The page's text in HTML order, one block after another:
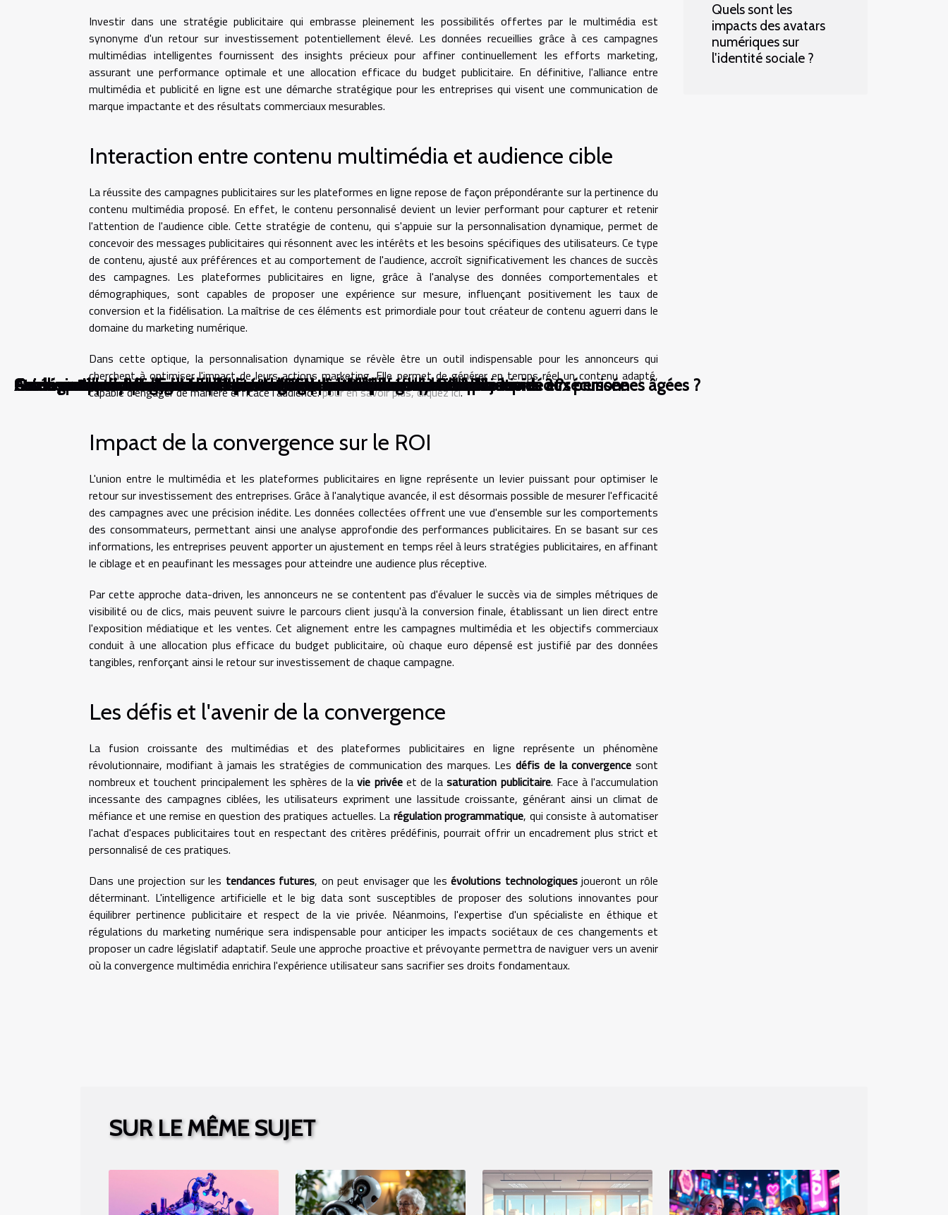
Investir dans une stratégie publicitaire qui embrasse pleinement les possibilités offertes par le multimédia est
synonyme d'un retour sur investissement potentiellement élevé. Les données recueillies grâce à ces campagnes
multimédias intelligentes fournissent des insights précieux pour affiner continuellement les efforts marketing,
assurant une performance optimale et une allocation efficace du budget publicitaire. En définitive, l'alliance entre
multimédia et publicité en ligne est une démarche stratégique pour les entreprises qui visent une communication de
marque impactante et des résultats commerciaux mesurables.
Interaction entre contenu multimédia et audience cible
La réussite des campagnes publicitaires sur les plateformes en ligne repose de façon prépondérante sur la pertinence du
contenu multimédia proposé. En effet, le contenu personnalisé devient un levier performant pour capturer et retenir
l'attention de l'audience cible. Cette stratégie de contenu, qui s'appuie sur la personnalisation dynamique, permet de
concevoir des messages publicitaires qui résonnent avec les intérêts et les besoins spécifiques des utilisateurs. Ce type
de contenu, ajusté aux préférences et au comportement de l'audience, accroît significativement les chances de succès
des campagnes. Les plateformes publicitaires en ligne, grâce à l'analyse des données comportementales et
démographiques, sont capables de proposer une expérience sur mesure, influençant positivement les taux de
conversion et la fidélisation. La maîtrise de ces éléments est primordiale pour tout créateur de contenu aguerri dans le
domaine du marketing numérique.
Dans cette optique, la personnalisation dynamique se révèle être un outil indispensable pour les annonceurs qui
cherchent à optimiser l'impact de leurs actions marketing. Elle permet de générer en temps réel un contenu adapté,
capable d'engager de manière efficace l'audience.pour en savoir plus, cliquez ici.
Impact de la convergence sur le ROI
L'union entre le multimédia et les plateformes publicitaires en ligne représente un levier puissant pour optimiser le
retour sur investissement des entreprises. Grâce à l'analytique avancée, il est désormais possible de mesurer l'efficacité
des campagnes avec une précision inédite. Les données collectées offrent une vue d'ensemble sur les comportements
des consommateurs, permettant ainsi une analyse approfondie des performances publicitaires. En se basant sur ces
informations, les entreprises peuvent apporter un ajustement en temps réel à leurs stratégies publicitaires, en affinant
le ciblage et en peaufinant les messages pour atteindre une audience plus réceptive.
Par cette approche data-driven, les annonceurs ne se contentent pas d'évaluer le succès via de simples métriques de
visibilité ou de clics, mais peuvent suivre le parcours client jusqu'à la conversion finale, établissant un lien direct entre
l'exposition médiatique et les ventes. Cet alignement entre les campagnes multimédia et les objectifs commerciaux
conduit à une allocation plus efficace du budget publicitaire, où chaque euro dépensé est justifié par des données
tangibles, renforçant ainsi le retour sur investissement de chaque campagne.
Les défis et l'avenir de la convergence
La fusion croissante des multimédias et des plateformes publicitaires en ligne représente un phénomène
révolutionnaire, modifiant à jamais les stratégies de communication des marques. Les défis de la convergence sont
nombreux et touchent principalement les sphères de lavie privéeet de lasaturation publicitaire. Face à l'accumulation
incessante des campagnes ciblées, les utilisateurs expriment une lassitude croissante, générant ainsi un climat de
méfiance et une remise en question des pratiques actuelles. La régulation programmatique, qui consiste à automatiser
l'achat d'espaces publicitaires tout en respectant des critères prédéfinis, pourrait offrir un encadrement plus strict et
personnalisé de ces pratiques.
Dans une projection sur les tendances futures, on peut envisager que les évolutions technologiquesjoueront un rôle
déterminant. L'intelligence artificielle et le big data sont susceptibles de proposer des solutions innovantes pour
équilibrer pertinence publicitaire et respect de la vie privée. Néanmoins, l'expertise d'un spécialiste en éthique et
régulations du marketing numérique sera indispensable pour anticiper les impacts sociétaux de ces changements et
proposer un cadre législatif adaptatif. Seule une approche proactive et prévoyante permettra de naviguer vers un avenir
où la convergence multimédia enrichira l'expérience utilisateur sans sacrifier ses droits fondamentaux.
Quels sont les
impacts des avatars
numériques sur
l'identité sociale ?
SUR LE MÊME SUJET
Comment le montage en direct révolutionne l'assemblage de PC ?
Comment les avancées en robotique humanoïde transforment-elles les soins aux personnes âgées ?
Comment la technologie influence-t-elle les méthodes éducatives modernes ?
Quels sont les impacts des avatars numériques sur l'identité sociale ?
Comment les innovations en réalité augmentée transforment-elles le jeu vidéo ?
Guide pratique pour acheter des cartes PSN par Allopass sans complications
Stratégies pour transformer efficacement des vidéos en fichiers audio ?
Comment choisir l'objectif idéal pour votre appareil photo hybride ?
Amélioration du Wi-Fi domestique stratégies pour une connexion plus rapide et sécurisée
Astuce pour choisir des composants informatiques éco-responsables